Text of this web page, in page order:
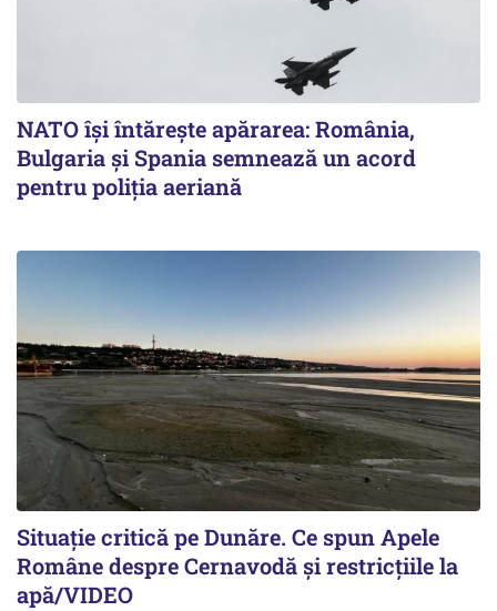
NATO își întărește apărarea: România,
Bulgaria și Spania semnează un acord
pentru poliția aeriană
Situație critică pe Dunăre. Ce spun Apele
Române despre Cernavodă și restricțiile la
apă/VIDEO